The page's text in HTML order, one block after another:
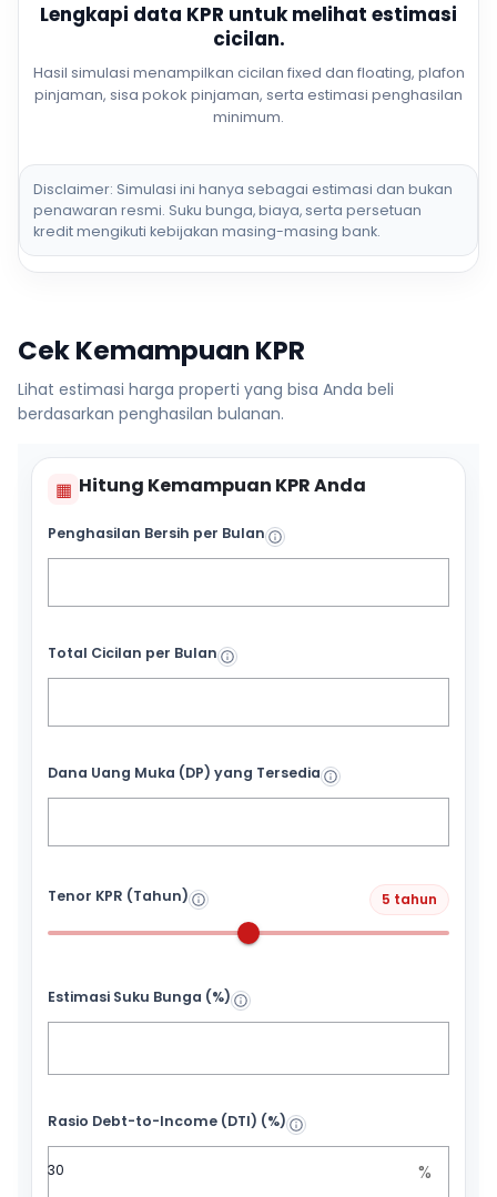
Lengkapi data KPR untuk melihat estimasi
cicilan.
Hasil simulasi menampilkan cicilan fixed dan floating, plafon
pinjaman, sisa pokok pinjaman, serta estimasi penghasilan
minimum.
Disclaimer: Simulasi ini hanya sebagai estimasi dan bukan
penawaran resmi. Suku bunga, biaya, serta persetuan
kredit mengikuti kebijakan masing-masing bank.
Cek Kemampuan KPR
Lihat estimasi harga properti yang bisa Anda beli
berdasarkan penghasilan bulanan.
▦ Hitung Kemampuan KPR Anda
Penghasilan Bersih per Bulan
Total Cicilan per Bulan
Dana Uang Muka (DP) yang Tersedia
Tenor KPR (Tahun) 5 tahun
Estimasi Suku Bunga (%)
Rasio Debt-to-Income (DTI) (%)
%